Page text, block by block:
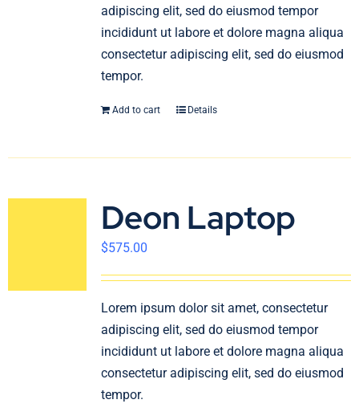
adipiscing elit, sed do eiusmod tempor
incididunt ut labore et dolore magna aliqua
consectetur adipiscing elit, sed do eiusmod
tempor.
Add to cart Details
Deon Laptop
$575.00
Lorem ipsum dolor sit amet, consectetur
adipiscing elit, sed do eiusmod tempor
incididunt ut labore et dolore magna aliqua
consectetur adipiscing elit, sed do eiusmod
tempor.